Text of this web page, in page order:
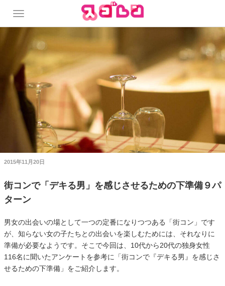
2015年11月20日
街コンで「デキる男」を感じさせるための下準備９パ
ターン
男女の出会いの場として一つの定番になりつつある「街コン」です
が、知らない女の子たちとの出会いを楽しむためには、それなりに
準備が必要なようです。そこで今回は、10代から20代の独身女性
116名に聞いたアンケートを参考に「街コンで『デキる男』を感じさ
せるための下準備」をご紹介します。